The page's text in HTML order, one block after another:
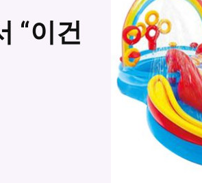
“이건